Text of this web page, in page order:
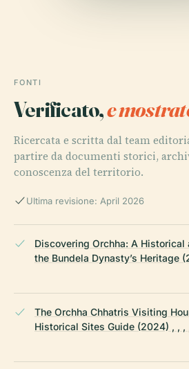
FONTI
Verificato,e
Ricercata e scritta dal team
partire da documenti storici,
conoscenza del territorio.
Ultima revisione: April 2026
Discovering Orchha: A Historical
the Bundela Dynasty’s Heritage
The Orchha Chhatris Visiting
Historical Sites Guide (2024) , , ,